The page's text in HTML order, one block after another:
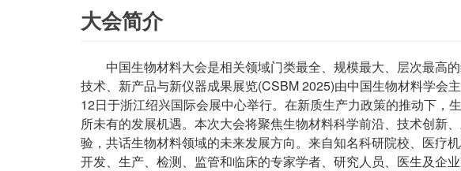
大会简介
中国生物材料大会是相关领域门类最全、规模最大、层次最高
技术、新产品与新仪器成果展览(CSBM 2025)由中国生物材料学会
12日于浙江绍兴国际会展中心举行。在新质生产力政策的推动下，
所未有的发展机遇。本次大会将聚焦生物材料科学前沿、技术创新
验，共话生物材料领域的未来发展方向。来自知名科研院校、医疗
开发、生产、检测、监管和临床的专家学者、研究人员、医生及企